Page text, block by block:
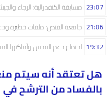
مسابقة الكنفدرالية: الرجاء 23:07
جامعة القنص: ملفات خطيرة 21:06
اجتماع دعم القدس وأماكنها 19:32
هل تعتقد أنه سيتم
بالفساد من الترشح في